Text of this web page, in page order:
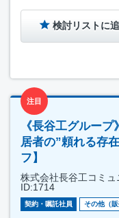
検討リストに
注目
《長谷工グルー
居者の”頼れる存
フ】
株式会社長谷工コミ
ID:1714
契約・嘱託社員 その他（販